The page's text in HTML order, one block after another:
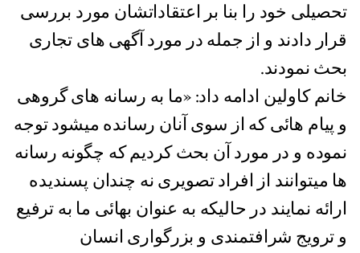
تحصیلی خود را بنا بر اعتقاداتشان مورد بررسی
قرار دادند و از جمله در مورد آگهی های تجاری
بحث نمودند.
خانم کاولین ادامه داد: «ما به رسانه های گروهی
و پیام هائی که از سوی آنان رسانده میشود توجه
نموده و در مورد آن بحث کردیم که چگونه رسانه
ها میتوانند از افراد تصویری نه چندان پسندیده
ارائه نمایند در حالیکه به عنوان بهائی ما به ترفیع
و ترویج شرافتمندی و بزرگواری انسان